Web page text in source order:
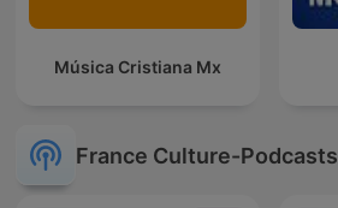
Música Cristiana Mx
France Culture-Podcasts